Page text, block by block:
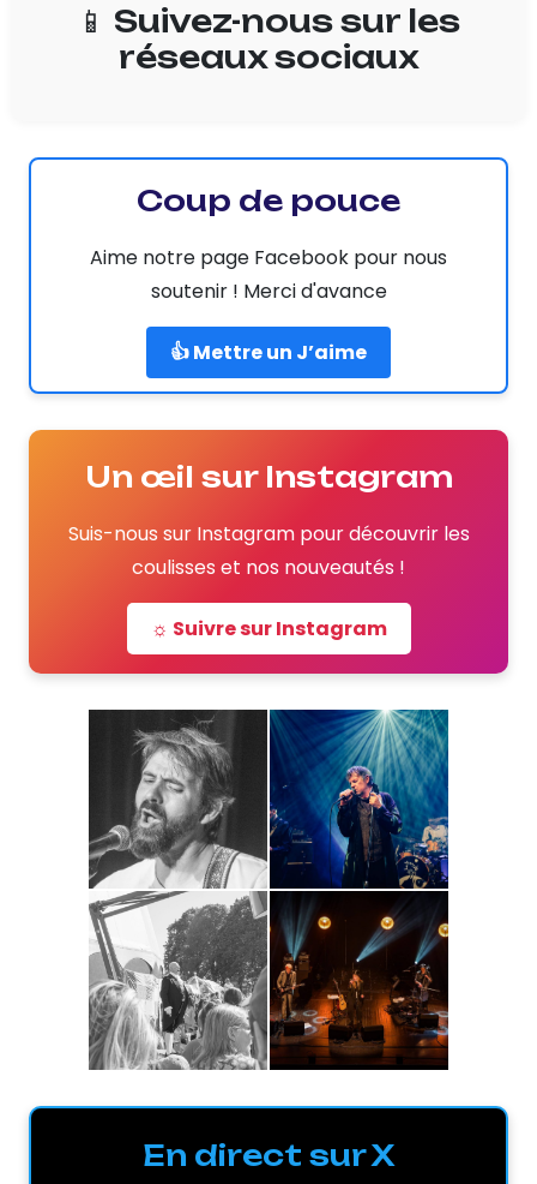
📱 Suivez-nous sur les
réseaux sociaux
Coup de pouce
Aime notre page Facebook pour nous
soutenir ! Merci d'avance
👍 Mettre un J’aime
Un œil sur Instagram
Suis-nous sur Instagram pour découvrir les
coulisses et nos nouveautés !
☼ Suivre sur Instagram
En direct sur X